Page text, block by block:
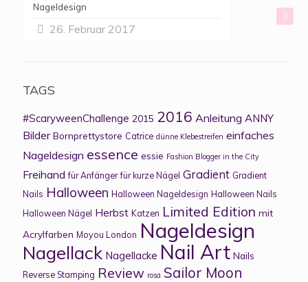
0
Nageldesign
26. Februar 2017
TAGS
#ScaryweenChallenge 2015 2016 Anleitung ANNY
Bilder Bornprettystore Catrice dünne Klebestreifen einfaches
Nageldesign essence essie Fashion Blogger in the City
Freihand für Anfänger für kurze Nägel Gradient Gradient
Nails Halloween Halloween Nageldesign Halloween Nails
Halloween Nägel Herbst Katzen Limited Edition mit
Acrylfarben Moyou London Nageldesign
Nagellack Nagellacke Nail Art Nails
Reverse Stamping Review rosa Sailor Moon